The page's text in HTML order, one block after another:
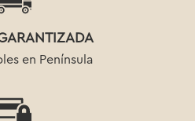
en Península